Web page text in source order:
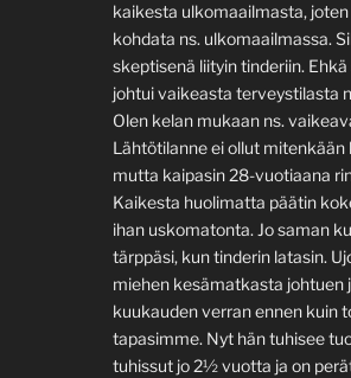
kaikesta ulkomaailmasta,
kohdata ns. ulkomaailmassa.
skeptisenä liityin tinderiin.
johtui vaikeasta terveystilasta
Olen kelan mukaan ns.
Lähtötilanne ei ollut mitenkään
mutta kaipasin 28-vuotiaana
Kaikesta huolimatta päätin
ihan uskomatonta. Jo saman
tärppäsi, kun tinderin latasin.
miehen kesämatkasta johtuen
kuukauden verran ennen kuin
tapasimme. Nyt hän tuhisee
tuhissut jo 2½ vuotta ja on